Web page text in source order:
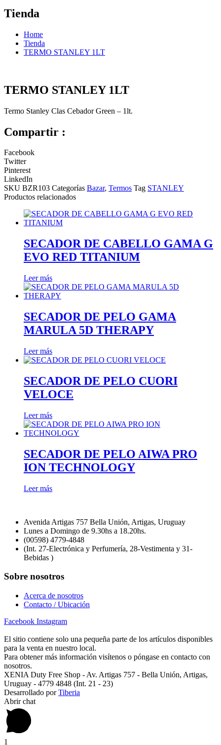
Tienda
Home
Tienda
TERMO STANLEY 1LT
TERMO STANLEY 1LT
Termo Stanley Clas Cebador Green – 1lt.
Compartir :
Facebook
Twitter
Pinterest
LinkedIn
SKU BZR103 Categorías Bazar, Termos Tag STANLEY
Productos relacionados
SECADOR DE CABELLO GAMA G
EVO RED TITANIUM
Leer más
SECADOR DE PELO GAMA
MARULA 5D THERAPY
Leer más
SECADOR DE PELO CUORI
VELOCE
Leer más
SECADOR DE PELO AIWA PRO
ION TECHNOLOGY
Leer más
Avenida Artigas 757 Bella Unión, Artigas, Uruguay
Lunes a Domingo de 9.30hs a 18.20hs.
(00598) 4779-4848
(Int. 27-Electrónica y Perfumería, 28-Vestimenta y 31-
Bebidas )
Sobre nosotros
Acerca de nosotros
Contacto / Ubicación
Facebook Instagram
El sitio contiene solo una pequeña parte de los artículos disponibles
para la venta en nuestro local.
Para obtener más información visítenos o póngase en contacto con
nosotros.
XENIA Duty Free Shop - Av. Artigas 757 - Bella Unión, Artigas,
Uruguay - 4779 4848 (Int. 21 - 23)
Desarrollado porTiberia
Abrir chat
1